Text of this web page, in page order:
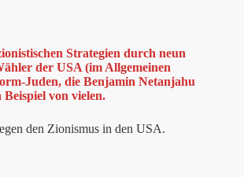
Strategien durch neun
der USA (im Allgemeinen
Juden, die Benjamin Netanjahu
von vielen.
den Zionismus in den USA.